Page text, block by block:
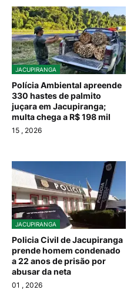
JACUPIRANGA
Polícia Ambiental apreende
330 hastes de palmito
juçara em Jacupiranga;
multa chega a R$ 198 mil
15 , 2026
JACUPIRANGA
Policia Civil de Jacupiranga
prende homem condenado
a 22 anos de prisão por
abusar da neta
01 , 2026